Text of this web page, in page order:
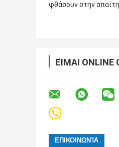
φθάσουν στην
ΕΊΜΑΙ ONLINE